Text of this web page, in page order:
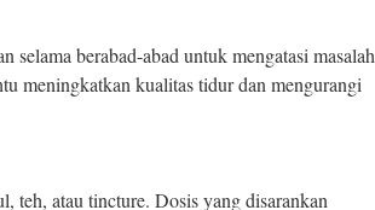
selama berabad-abad untuk mengatasi masalah
meningkatkan kualitas tidur dan mengurangi
teh, atau tincture. Dosis yang disarankan